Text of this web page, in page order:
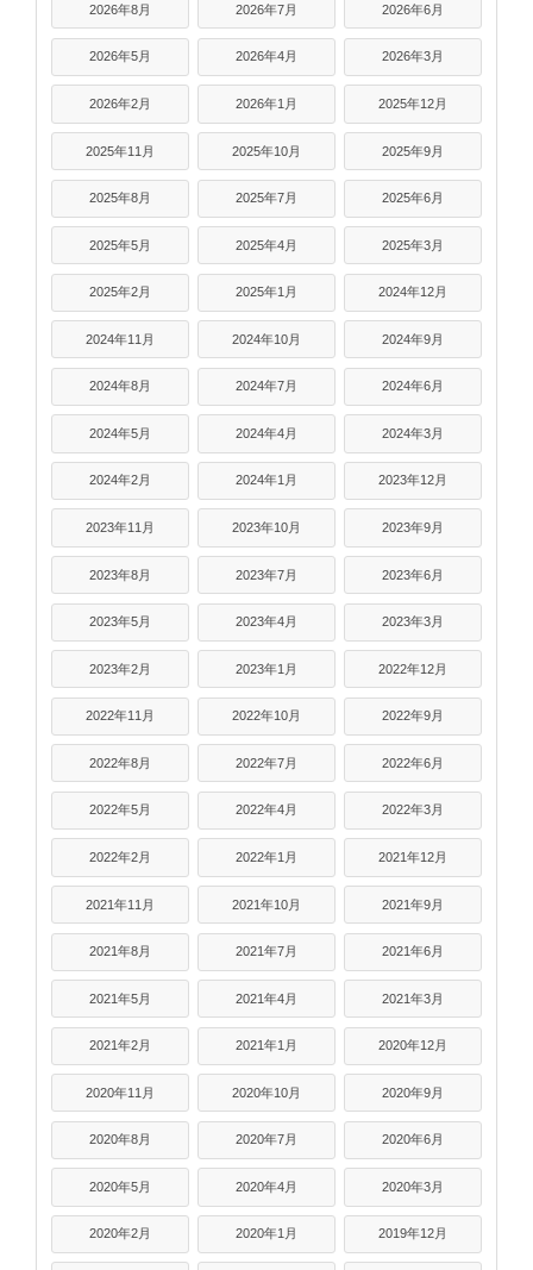
2026年8月 2026年7月 2026年6月
2026年5月 2026年4月 2026年3月
2026年2月 2026年1月 2025年12月
2025年11月 2025年10月 2025年9月
2025年8月 2025年7月 2025年6月
2025年5月 2025年4月 2025年3月
2025年2月 2025年1月 2024年12月
2024年11月 2024年10月 2024年9月
2024年8月 2024年7月 2024年6月
2024年5月 2024年4月 2024年3月
2024年2月 2024年1月 2023年12月
2023年11月 2023年10月 2023年9月
2023年8月 2023年7月 2023年6月
2023年5月 2023年4月 2023年3月
2023年2月 2023年1月 2022年12月
2022年11月 2022年10月 2022年9月
2022年8月 2022年7月 2022年6月
2022年5月 2022年4月 2022年3月
2022年2月 2022年1月 2021年12月
2021年11月 2021年10月 2021年9月
2021年8月 2021年7月 2021年6月
2021年5月 2021年4月 2021年3月
2021年2月 2021年1月 2020年12月
2020年11月 2020年10月 2020年9月
2020年8月 2020年7月 2020年6月
2020年5月 2020年4月 2020年3月
2020年2月 2020年1月 2019年12月